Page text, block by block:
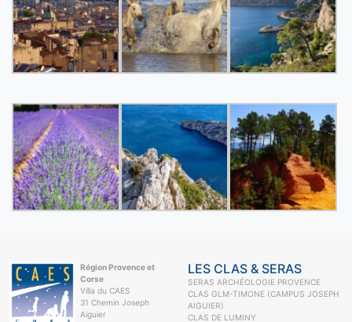
Région Provence et
Corse
Villa du CAES
31 Chemin Joseph
Aiguier
LES CLAS & SERAS
SERAS ARCHÉOLOGIE PROVENCE
CLAS GLM-TIMONE (CAMPUS JOSEPH
AIGUIER)
CLAS DE LUMINY